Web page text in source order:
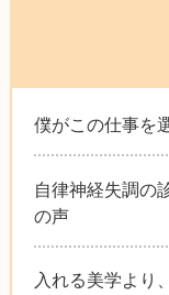
僕がこの仕事を
自律神経失調
の声
入れる美学より